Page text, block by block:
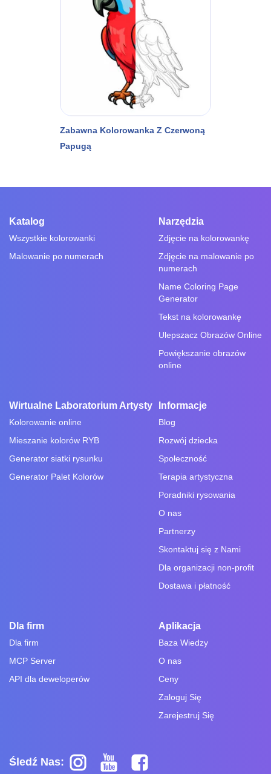
Zabawna Kolorowanka Z Czerwoną
Papugą
Katalog
Wszystkie kolorowanki
Malowanie po numerach
Narzędzia
Zdjęcie na kolorowankę
Zdjęcie na malowanie po
numerach
Name Coloring Page
Generator
Tekst na kolorowankę
Ulepszacz Obrazów Online
Powiększanie obrazów
online
Wirtualne Laboratorium Artysty
Kolorowanie online
Mieszanie kolorów RYB
Generator siatki rysunku
Generator Palet Kolorów
Informacje
Blog
Rozwój dziecka
Społeczność
Terapia artystyczna
Poradniki rysowania
O nas
Partnerzy
Skontaktuj się z Nami
Dla organizacji non-profit
Dostawa i płatność
Dla firm
Dla firm
MCP Server
API dla deweloperów
Aplikacja
Baza Wiedzy
O nas
Ceny
Zaloguj Się
Zarejestruj Się
Śledź Nas: